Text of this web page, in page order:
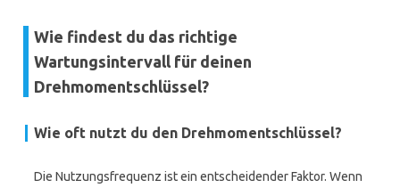
Wie findest du das richtige
Wartungsintervall für deinen
Drehmomentschlüssel?
Wie oft nutzt du den Drehmomentschlüssel?
Die Nutzungsfrequenz ist ein entscheidender Faktor. Wenn